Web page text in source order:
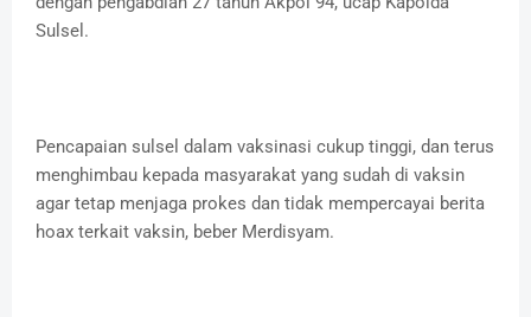
Sulsel.
Pencapaian sulsel dalam vaksinasi cukup tinggi, dan terus
menghimbau kepada masyarakat yang sudah di vaksin
agar tetap menjaga prokes dan tidak mempercayai berita
hoax terkait vaksin, beber Merdisyam.